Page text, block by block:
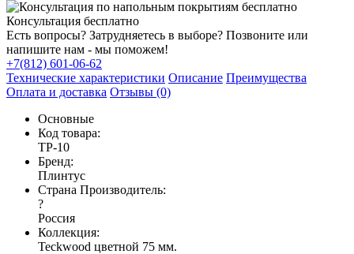
Консультация бесплатно
Есть вопросы? Затрудняетесь в выборе? Позвоните или
напишите нам - мы поможем!
+7(812) 601-06-62
Технические характеристики Описание Преимущества
Оплата и доставка Отзывы (0)
Основные
Код товара:
TP-10
Бренд:
Плинтус
Страна Производитель:
?
Россия
Коллекция:
Teckwood цветной 75 мм.